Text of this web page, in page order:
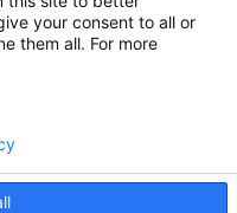
HBO
your consent to all or
them all. For more